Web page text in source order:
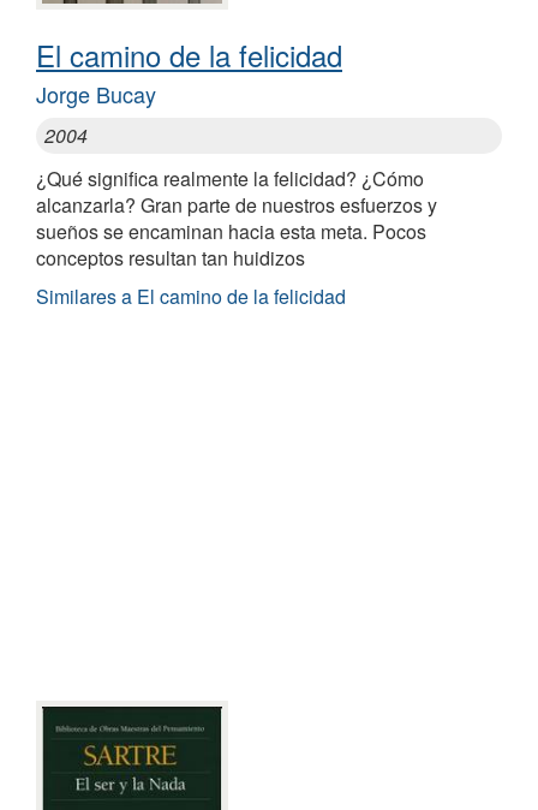
El camino de la felicidad
Jorge Bucay
2004
¿Qué significa realmente la felicidad? ¿Cómo
alcanzarla? Gran parte de nuestros esfuerzos y
sueños se encaminan hacia esta meta. Pocos
conceptos resultan tan huidizos
Similares a El camino de la felicidad